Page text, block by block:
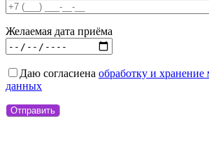
Желаемая дата приёма
Даю согласиена обработку и
данных